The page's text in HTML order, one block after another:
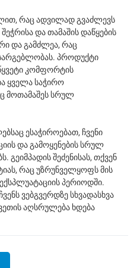
რაც ადვილად გვაძლევს
და თამაშის დაწყების
და გამძლეა, რაც
პროდუქტი
კომფორტის
ყველა საჭირო
მოთამაშეს სრულ
ესაჭიროებათ, ჩვენი
და გამოყენების სრულ
შეძენისას, თქვენ
რაც უზრუნველყოფს მის
პერიოდში.
ვებგვერდზე სხვადასხვა
აღსრულება ხდება